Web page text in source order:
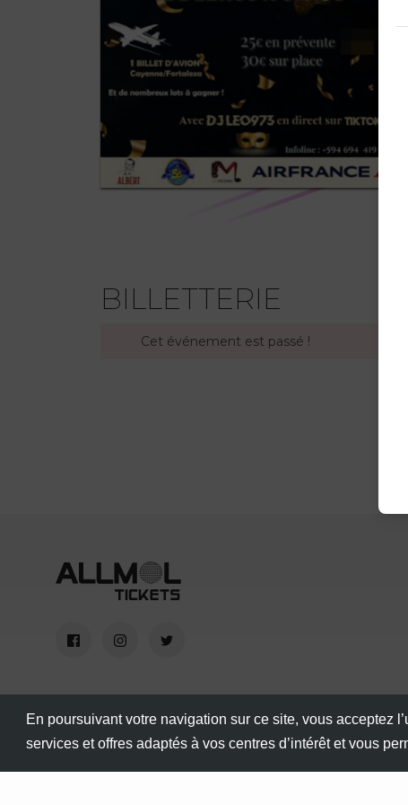
En poursuivant votre navigation sur ce site, vous acceptez
services et offres adaptés à vos centres d’intérêt et vous
BILLETTERIE
Cet événement est passé !